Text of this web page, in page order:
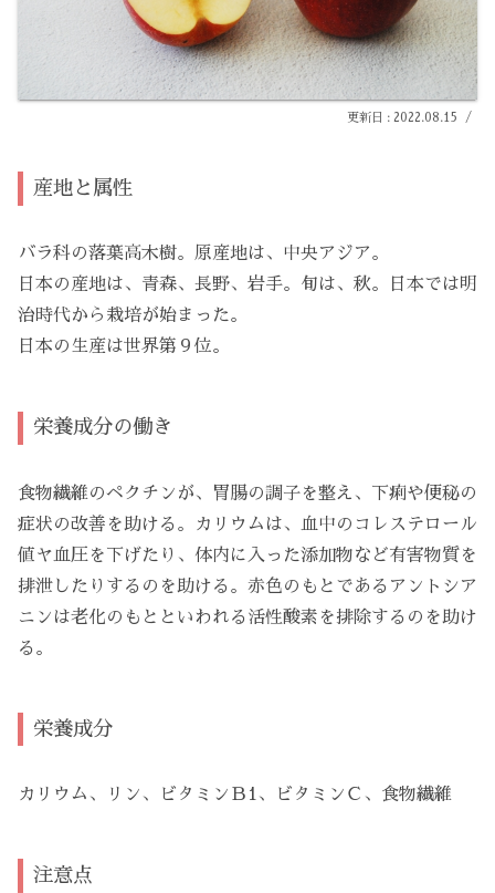
2022.08.15
産地と属性
バラ科の落葉高木樹。原産地は、中央アジア。
日本の産地は、青森、長野、岩手。旬は、秋。日本では明
治時代から栽培が始まった。
日本の生産は世界第９位。
栄養成分の働き
食物繊維のペクチンが、胃腸の調子を整え、下痢や便秘の
症状の改善を助ける。カリウムは、血中のコレステロール
値ヤ血圧を下げたり、体内に入った添加物など有害物質を
排泄したりするのを助ける。赤色のもとであるアントシア
ニンは老化のもとといわれる活性酸素を排除するのを助け
る。
栄養成分
カリウム、リン、ビタミンＢ1、ビタミンＣ、食物繊維
注意点